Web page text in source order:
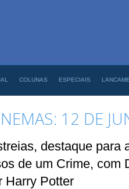
COLUNAS ESPECIAIS
12 DE
destaque para
de um Crime, com
Harry Potter